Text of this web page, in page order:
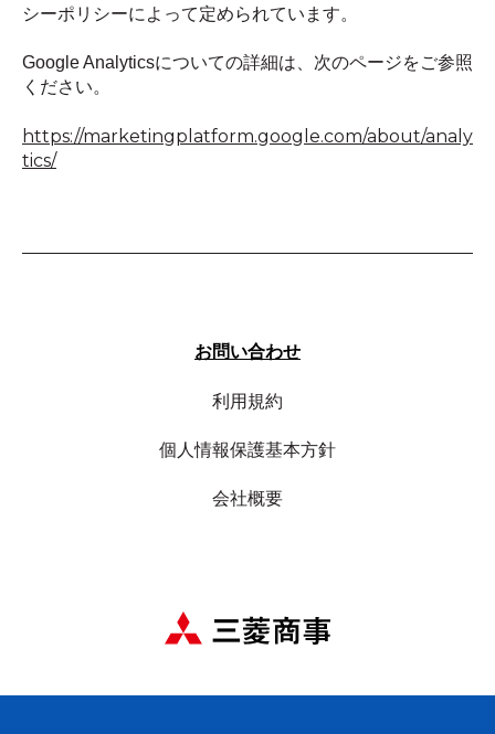
シーポリシーによって定められています。
Google Analyticsについての詳細は、次のページをご参照
ください。
https://marketingplatform.google.com/about/analy
tics/
お問い合わせ
利用規約
個人情報保護基本方針
会社概要